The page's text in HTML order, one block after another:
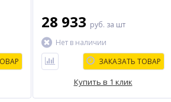
28 933 руб. за шт
Нет в наличии
ЗАКАЗАТЬ ТОВАР
Купить в 1 клик